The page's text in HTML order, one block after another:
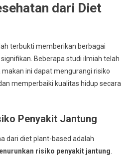
dari Diet
terbukti memberikan berbagai
Beberapa studi ilmiah telah
ini dapat mengurangi risiko
memperbaiki kualitas hidup secara
Penyakit Jantung
dari diet plant-based adalah
risiko penyakit jantung.